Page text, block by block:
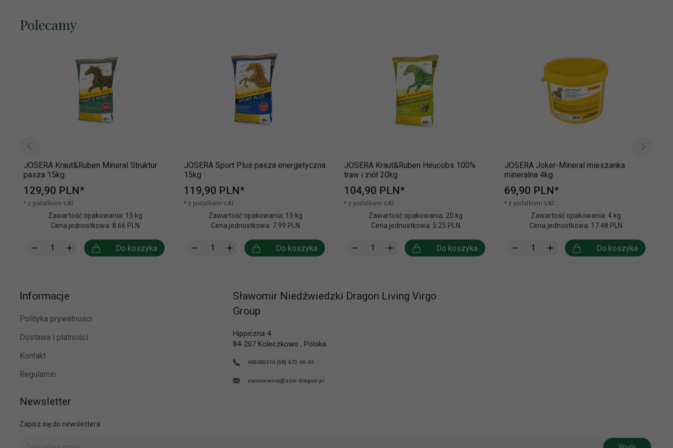
Polecamy
JOSERA Kraut&Ruben Mineral Struktur
pasza 15kg
129,90 PLN*
* z podatkiem VAT
Zawartość opakowania: 15 kg
Cena jednostkowa: 8.66 PLN
Do koszyka
JOSERA Sport Plus pasza energetyczna
15kg
119,90 PLN*
* z podatkiem VAT
Zawartość opakowania: 15 kg
Cena jednostkowa: 7.99 PLN
Do koszyka
JOSERA Kraut&Ruben Heucobs 100%
traw i ziół 20kg
104,90 PLN*
* z podatkiem VAT
Zawartość opakowania: 20 kg
Cena jednostkowa: 5.25 PLN
Do koszyka
JOSERA Joker-Mineral mieszanka
mineralna 4kg
69,90 PLN*
* z podatkiem VAT
Zawartość opakowania: 4 kg
Cena jednostkowa: 17.48 PLN
Do koszyka
Informacje
Polityka prywatności
Dostawa i płatności
Kontakt
Regulamin
Sławomir Niedźwiedzki Dragon Living Virgo
Group
Hippiczna 4
84-207 Koleczkowo , Polska
665065310 (58) 672-65-61
zamowienia@zoo-dragon.pl
Newsletter
Zapisz się do newslettera